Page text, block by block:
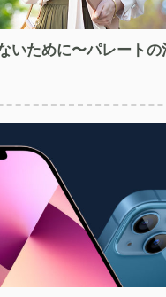
いために〜パレート